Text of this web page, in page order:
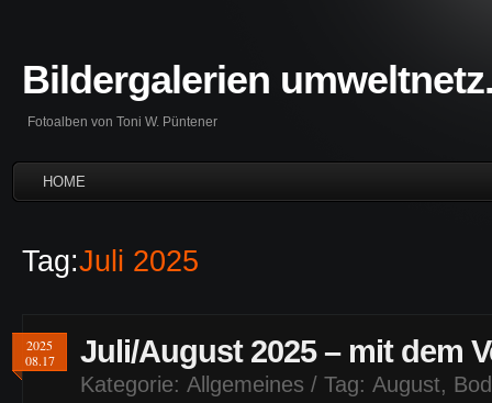
Bildergalerien
Fotoalben von Toni W. Püntener
HOME
Tag:Juli 2025
2025
08.17
Juli/August 2025 – mit dem
Kategorie: Allgemeines / Tag: August,